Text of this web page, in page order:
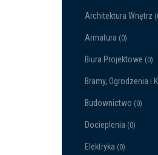
Architektura Wnętrz
Armatura (0)
Biura Projektowe (0)
Bramy, Ogrodzenia i
Budownictwo (0)
Docieplenia (0)
Elektryka (0)